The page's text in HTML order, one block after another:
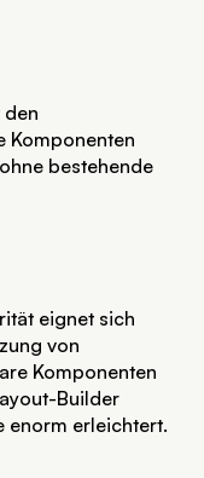
den
Komponenten
bestehende
eignet sich
von
Komponenten
Builder
enorm erleichtert.